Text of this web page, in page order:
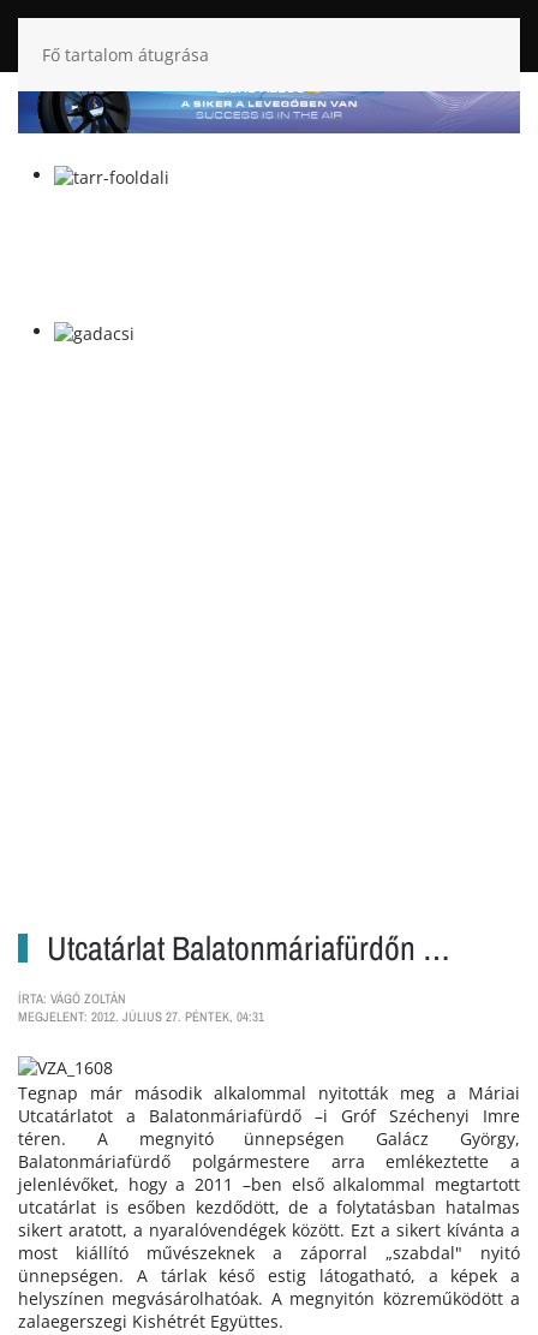
Fő tartalom átugrása
Utcatárlat Balatonmáriafürdőn …
ÍRTA: VÁGÓ ZOLTÁN
MEGJELENT: 2012. JÚLIUS 27. PÉNTEK, 04:31
Tegnap már második alkalommal nyitották meg a Máriai
Utcatárlatot a Balatonmáriafürdő –i Gróf Széchenyi Imre
téren. A megnyitó ünnepségen Galácz György,
Balatonmáriafürdő polgármestere arra emlékeztette a
jelenlévőket, hogy a 2011 –ben első alkalommal megtartott
utcatárlat is esőben kezdődött, de a folytatásban hatalmas
sikert aratott, a nyaralóvendégek között. Ezt a sikert kívánta a
most kiállító művészeknek a záporral „szabdal" nyitó
ünnepségen. A tárlak késő estig látogatható, a képek a
helyszínen megvásárolhatóak. A megnyitón közreműködött a
zalaegerszegi Kishétrét Együttes.